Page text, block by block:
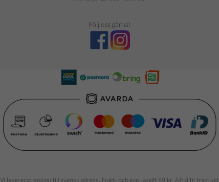
Följ oss gärna!
Vi levererar endast till svensk adress. Frakt- och exp.-avgift 69 kr. Alltid fri frakt vid